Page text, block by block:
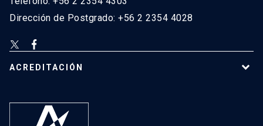
Dirección de Postgrado: +56 2 2354 4028
ACREDITACIÓN